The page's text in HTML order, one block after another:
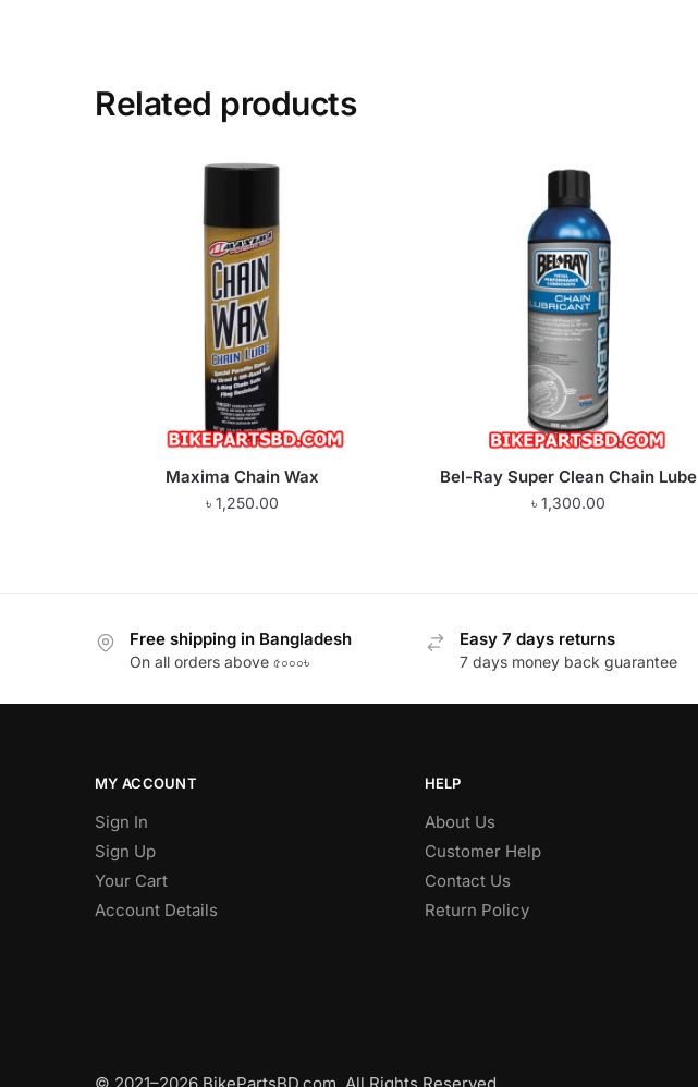
Related products
Maxima Chain Wax
৳ 1,250.00
Bel-Ray Super Clean Chain Lube
৳ 1,300.00
Free shipping in Bangladesh
On all orders above ৫০০০৳
Easy 7 days returns
7 days money back guarantee
MY ACCOUNT
Sign In
Sign Up
Your Cart
Account Details
HELP
About Us
Customer Help
Contact Us
Return Policy
© 2021–2026 BikePartsBD.com. All Rights Reserved.